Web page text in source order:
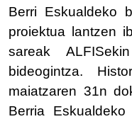
Berri Eskualdeko
proiektua lantzen
sareak
bideogintza.
maiatzaren 31n
Berria